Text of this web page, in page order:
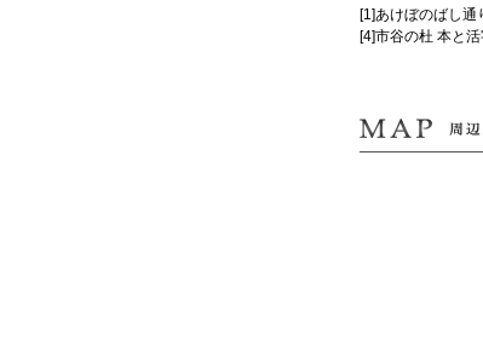
[1]あけぼのばし通
[4]市谷の杜 本と